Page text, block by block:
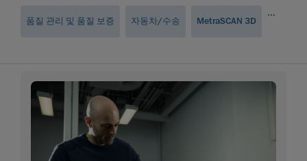
품질 관리 및 품질 보증 자동차/수송 MetraSCAN 3D
...